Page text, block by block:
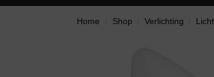
Home Shop Verlichting